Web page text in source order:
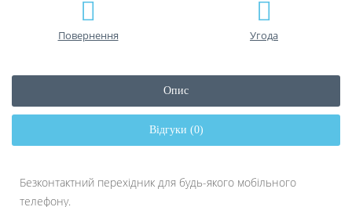
Повернення Угода
Опис
Відгуки (0)
Безконтактний перехідник для будь-якого мобільного
телефону.